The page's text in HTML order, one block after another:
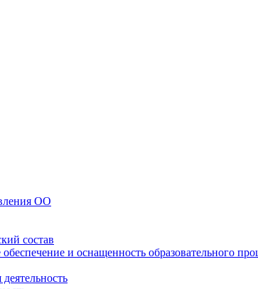
ОО
состав
и оснащенность образовательного